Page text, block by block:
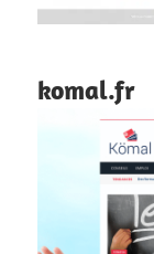
komal.fr